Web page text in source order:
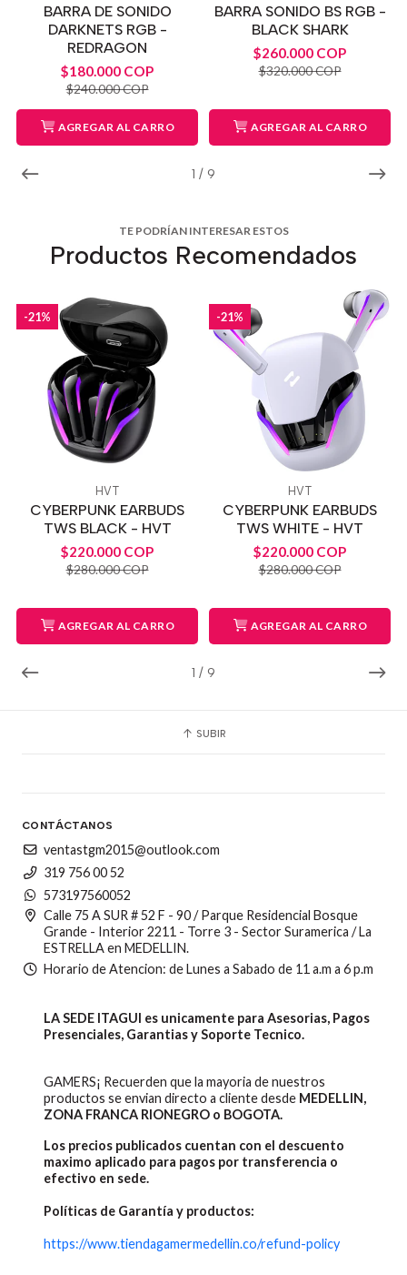
1 / 9
BARRA DE SONIDO
DARKNETS RGB -
REDRAGON
$180.000 COP
$240.000 COP
AGREGAR AL CARRO
BARRA SONIDO BS RGB -
BLACK SHARK
$260.000 COP
$320.000 COP
AGREGAR AL CARRO
TE PODRÍAN INTERESAR ESTOS
Productos Recomendados
1 / 9
-21%
HVT
CYBERPUNK EARBUDS
TWS BLACK - HVT
$220.000 COP
$280.000 COP
AGREGAR AL CARRO
-21%
HVT
CYBERPUNK EARBUDS
TWS WHITE - HVT
$220.000 COP
$280.000 COP
AGREGAR AL CARRO
SUBIR
CONTÁCTANOS
ventastgm2015@outlook.com
319 756 00 52
573197560052
Calle 75 A SUR # 52 F - 90 / Parque Residencial Bosque
Grande - Interior 2211 - Torre 3 - Sector Suramerica / La
ESTRELLA en MEDELLIN.
Horario de Atencion: de Lunes a Sabado de 11 a.m a 6 p.m
LA SEDE ITAGUI es unicamente para Asesorias, Pagos
Presenciales, Garantias y Soporte Tecnico.
GAMERS¡ Recuerden que la mayoria de nuestros
productos se envian directo a cliente desde MEDELLIN,
ZONA FRANCA RIONEGRO o BOGOTA.
Los precios publicados cuentan con el descuento
maximo aplicado para pagos por transferencia o
efectivo en sede.
Políticas de Garantía y productos:
https://www.tiendagamermedellin.co/refund-policy